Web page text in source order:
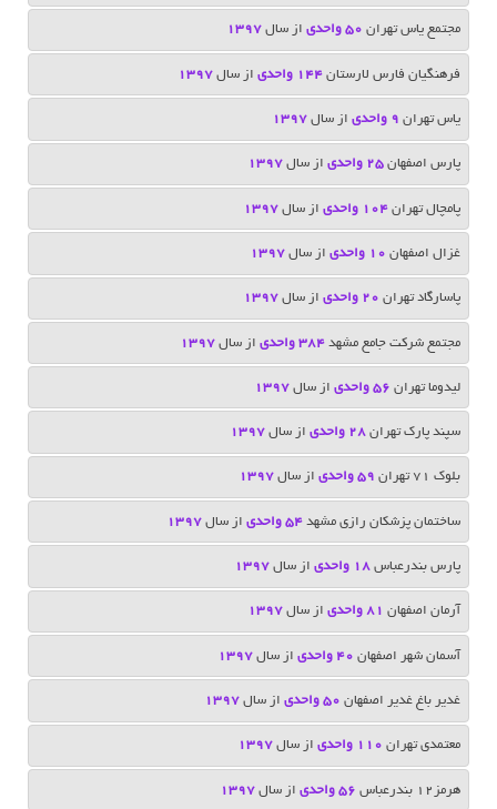
مجتمع یاس تهران 50 واحدی از سال 1397
فرهنگیان فارس لارستان 144 واحدی از سال 1397
یاس تهران 9 واحدی از سال 1397
پارس اصفهان 25 واحدی از سال 1397
پامچال تهران 104 واحدی از سال 1397
غزال اصفهان 10 واحدی از سال 1397
پاسارگاد تهران 20 واحدی از سال 1397
مجتمع شرکت جامع مشهد 384 واحدی از سال 1397
لیدوما تهران 56 واحدی از سال 1397
سپند پارک تهران 28 واحدی از سال 1397
بلوک 71 تهران 59 واحدی از سال 1397
ساختمان پزشکان رازی مشهد 54 واحدی از سال 1397
پارس بندرعباس 18 واحدی از سال 1397
آرمان اصفهان 81 واحدی از سال 1397
آسمان شهر اصفهان 40 واحدی از سال 1397
غدیر باغ غدیر اصفهان 50 واحدی از سال 1397
معتمدی تهران 110 واحدی از سال 1397
هرمز12 بندرعباس 56 واحدی از سال 1397